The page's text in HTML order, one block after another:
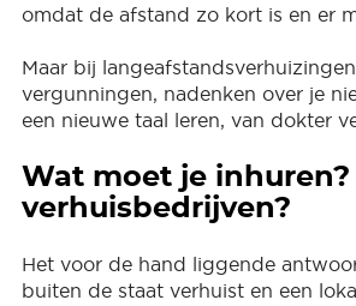
omdat de afstand zo kort is en er
Maar bij
vergunningen, nadenken over je
een nieuwe taal leren, van dokter
Wat moet je
verhuisbedrijven?
Het voor de hand liggende
buiten de staat verhuist en een